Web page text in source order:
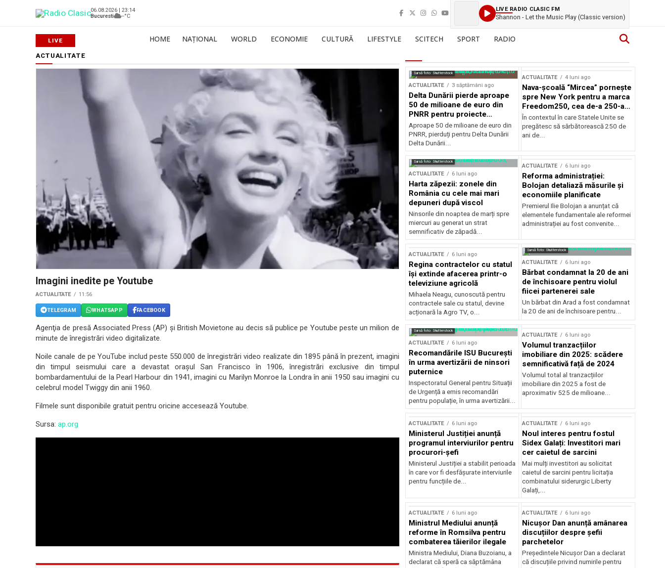
06.08.2026 | 23:14
Bucuresti
--°C
LIVE RADIO CLASIC FM
Shannon - Let the Music Play (Classic version)
HOME NAȚIONAL WORLD ECONOMIE CULTURĂ LIFESTYLE SCITECH SPORT RADIO
ACTUALITATE
Imagini inedite pe Youtube
ACTUALITATE 11:56
TELEGRAM WHATSAPP FACEBOOK
Agenţia de presă Associated Press (AP) şi British Movietone au decis să publice pe Youtube peste un milion de
minute de înregistrări video digitalizate.
Noile canale de pe YouTube includ peste 550.000 de înregistrări video realizate din 1895 până în prezent, imagini
din timpul seismului care a devastat oraşul San Francisco în 1906, înregistrări exclusive din timpul
bombardamentului de la Pearl Harbour din 1941, imagini cu Marilyn Monroe la Londra în anii 1950 sau imagini cu
celebrul model Twiggy din anii 1960.
Filmele sunt disponibile gratuit pentru oricine accesează Youtube.
Sursa: ap.org
Sursă foto: Shutterstock
ACTUALITATE 3 săptămâni ago
Delta Dunării pierde aproape
50 de milioane de euro din
PNRR pentru proiecte
esențiale
Aproape 50 de milioane de euro din
PNRR, pierduți pentru Delta Dunării
Delta Dunării...
ACTUALITATE 4 luni ago
Nava-școală “Mircea” pornește
spre New York pentru a marca
Freedom250, cea de-a 250-a
aniversare a Statelor Unite
În contextul în care Statele Unite se
pregătesc să sărbătorească 250 de
ani de...
Sursă foto: Shutterstock
ACTUALITATE 6 luni ago
Harta zăpezii: zonele din
România cu cele mai mari
depuneri după viscol
Ninsorile din noaptea de marți spre
miercuri au generat un strat
semnificativ de zăpadă...
ACTUALITATE 6 luni ago
Reforma administrației:
Bolojan detaliază măsurile și
economiile planificate
Premierul Ilie Bolojan a anunțat că
elementele fundamentale ale reformei
administrației au fost convenite...
ACTUALITATE 6 luni ago
Regina contractelor cu statul
își extinde afacerea printr-o
televiziune agricolă
Mihaela Neagu, cunoscută pentru
contractele sale cu statul, devine
acționară la Agro TV, o...
Sursă foto: Shutterstock
ACTUALITATE 6 luni ago
Bărbat condamnat la 20 de ani
de închisoare pentru violul
fiicei partenerei sale
Un bărbat din Arad a fost condamnat
la 20 de ani de închisoare pentru...
Sursă foto: Shutterstock
ACTUALITATE 6 luni ago
Recomandările ISU București
în urma avertizării de ninsori
puternice
Inspectoratul General pentru Situații
de Urgență a emis recomandări
pentru populație, în urma avertizării...
ACTUALITATE 6 luni ago
Volumul tranzacțiilor
imobiliare din 2025: scădere
semnificativă față de 2024
Volumul total al tranzacțiilor
imobiliare din 2025 a fost de
aproximativ 525 de milioane...
ACTUALITATE 6 luni ago
Ministerul Justiției anunță
programul interviurilor pentru
procurori-șefi
Ministerul Justiției a stabilit perioada
în care vor fi desfășurate interviurile
pentru funcțiile de...
ACTUALITATE 6 luni ago
Noul interes pentru fostul
Sidex Galați: Investitori mari
cer caietul de sarcini
Mai mulți investitori au solicitat
caietul de sarcini pentru licitația
combinatului siderurgic Liberty
Galați,...
ACTUALITATE 6 luni ago
Ministrul Mediului anunță
reforme în Romsilva pentru
combaterea tăierilor ilegale
Ministra Mediului, Diana Buzoianu, a
declarat că speră ca săptămâna
ACTUALITATE 6 luni ago
Nicușor Dan anunță amânarea
discuțiilor despre șefii
parchetelor
Președintele Nicușor Dan a declarat
că discuțiile privind numirile pentru